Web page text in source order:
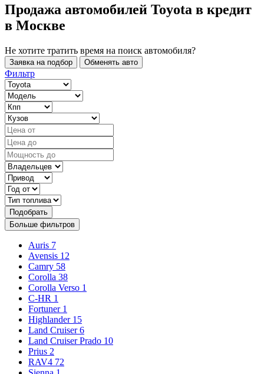
Продажа автомобилей Toyota в кредит
в Москве
Не хотите тратить время на поиск автомобиля?
Заявка на подбор Обменять авто
Фильтр
Подобрать
Больше фильтров
Auris 7
Avensis 12
Camry 58
Corolla 38
Corolla Verso 1
C-HR 1
Fortuner 1
Highlander 15
Land Cruiser 6
Land Cruiser Prado 10
Prius 2
RAV4 72